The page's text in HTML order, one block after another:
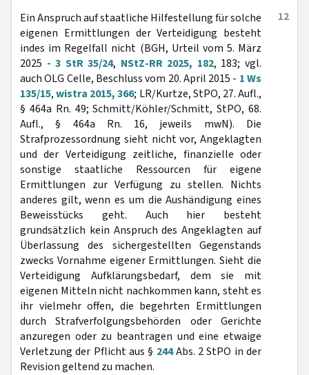
12
Ein Anspruch auf staatliche Hilfestellung für solche
eigenen Ermittlungen der Verteidigung besteht
indes im Regelfall nicht (BGH, Urteil vom 5. März
2025 -3 StR 35/24, NStZ-RR 2025, 182, 183; vgl.
auch OLG Celle, Beschluss vom 20. April 2015 - 1 Ws
135/15,wistra 2015, 366; LR/Kurtze, StPO, 27. Aufl.,
§ 464a Rn. 49; Schmitt/Köhler/Schmitt, StPO, 68.
Aufl., § 464a Rn. 16, jeweils mwN). Die
Strafprozessordnung sieht nicht vor, Angeklagten
und der Verteidigung zeitliche, finanzielle oder
sonstige staatliche Ressourcen für eigene
Ermittlungen zur Verfügung zu stellen. Nichts
anderes gilt, wenn es um die Aushändigung eines
Beweisstücks geht. Auch hier besteht
grundsätzlich kein Anspruch des Angeklagten auf
Überlassung des sichergestellten Gegenstands
zwecks Vornahme eigener Ermittlungen. Sieht die
Verteidigung Aufklärungsbedarf, dem sie mit
eigenen Mitteln nicht nachkommen kann, steht es
ihr vielmehr offen, die begehrten Ermittlungen
durch Strafverfolgungsbehörden oder Gerichte
anzuregen oder zu beantragen und eine etwaige
Verletzung der Pflicht aus § 244Abs. 2 StPO in der
Revision geltend zu machen.